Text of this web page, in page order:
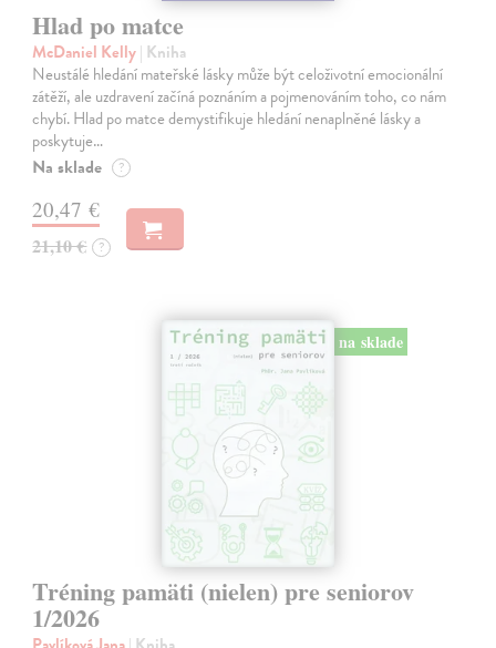
Hlad po matce
McDaniel Kelly| Kniha
Neustálé hledání mateřské lásky může být celoživotní emocionální
zátěží, ale uzdravení začíná poznáním a pojmenováním toho, co nám
chybí. Hlad po matce demystifikuje hledání nenaplněné lásky a
poskytuje…
Na sklade ?
20,47 €
21,10 € ?
na sklade
Tréning pamäti (nielen) pre seniorov
1/2026